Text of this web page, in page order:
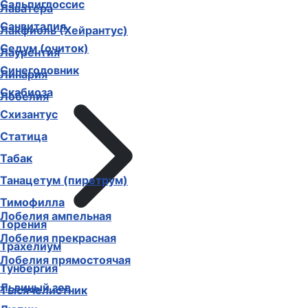
Лаватера
Лакфиоль (Хейрантус)
Лаурентия
Линария
Лобелия
Лобелия ампельная
Лобелия прекрасная
Лобелия прямостоячая
Львиный зев
Сальпиглоссис
Санвиталия
Седум (очиток)
Синеголовник
Скабиоза
Схизантус
Статица
Табак
Танацетум (пиретрум)
Тимофилла
Торения
Трахелиум
Тунбергия
Тысячелистник